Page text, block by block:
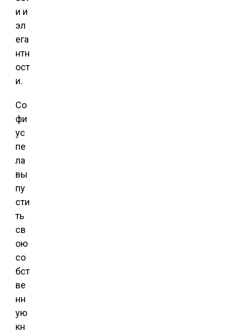
и и
эл
ега
нтн
ост
и.
Со
фи
ус
пе
ла
вы
пу
сти
ть
св
ою
со
бст
ве
нн
ую
кн